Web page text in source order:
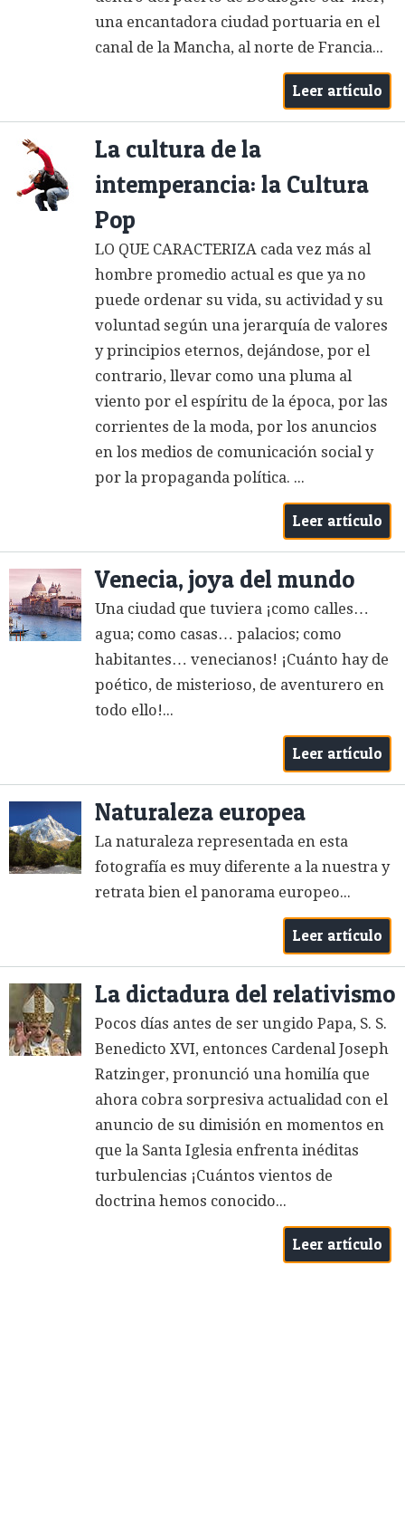
una encantadora ciudad portuaria en el
canal de la Mancha, al norte de Francia...
Leer artículo
La cultura de la
intemperancia: la Cultura
Pop
LO QUE CARACTERIZA cada vez más al
hombre promedio actual es que ya no
puede ordenar su vida, su actividad y su
voluntad según una jerarquía de valores
y principios eternos, dejándose, por el
contrario, llevar como una pluma al
viento por el espíritu de la época, por las
corrientes de la moda, por los anuncios
en los medios de comunicación social y
por la propaganda política. ...
Leer artículo
Venecia, joya del mundo
Una ciudad que tuviera ¡como calles…
agua; como casas… palacios; como
habitantes… venecianos! ¡Cuánto hay de
poético, de misterioso, de aventurero en
todo ello!...
Leer artículo
Naturaleza europea
La naturaleza representada en esta
fotografía es muy diferente a la nuestra y
retrata bien el panorama europeo...
Leer artículo
La dictadura del relativismo
Pocos días antes de ser ungido Papa, S. S.
Benedicto XVI, entonces Cardenal Joseph
Ratzinger, pronunció una homilía que
ahora cobra sorpresiva actualidad con el
anuncio de su dimisión en momentos en
que la Santa Iglesia enfrenta inéditas
turbulencias ¡Cuántos vientos de
doctrina hemos conocido...
Leer artículo